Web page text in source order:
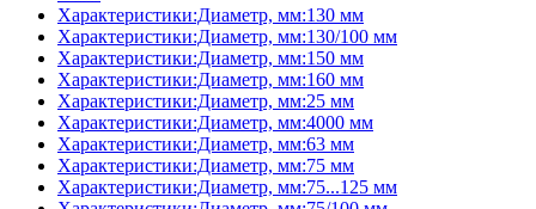
Характеристики:Диаметр, мм:130 мм
Характеристики:Диаметр, мм:130/100 мм
Характеристики:Диаметр, мм:150 мм
Характеристики:Диаметр, мм:160 мм
Характеристики:Диаметр, мм:25 мм
Характеристики:Диаметр, мм:4000 мм
Характеристики:Диаметр, мм:63 мм
Характеристики:Диаметр, мм:75 мм
Характеристики:Диаметр, мм:75...125 мм